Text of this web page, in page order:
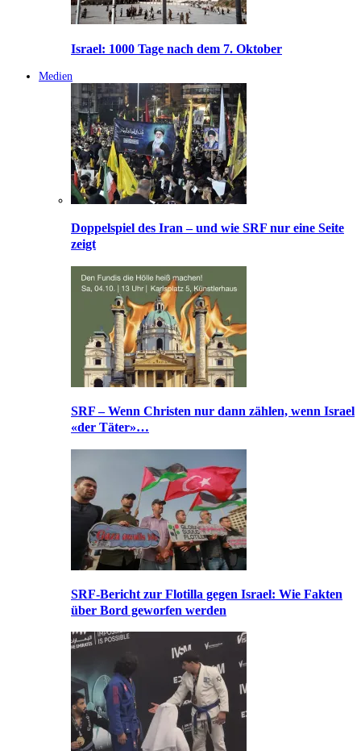
Israel: 1000 Tage nach dem 7. Oktober
Medien
Doppelspiel des Iran – und wie SRF nur eine Seite
zeigt
SRF – Wenn Christen nur dann zählen, wenn Israel
«der Täter»…
SRF-Bericht zur Flotilla gegen Israel: Wie Fakten
über Bord geworfen werden